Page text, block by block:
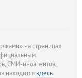
на страницах
СМИ-иноагентов,
находитсяздесь.